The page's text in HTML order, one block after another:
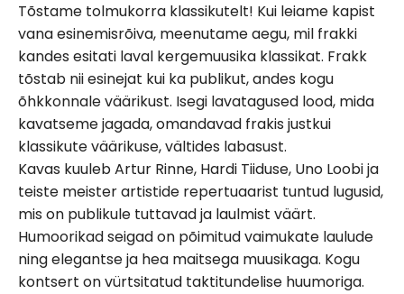
Tõstame tolmukorra klassikutelt! Kui leiame kapist
vana esinemisrõiva, meenutame aegu, mil frakki
kandes esitati laval kergemuusika klassikat. Frakk
tõstab nii esinejat kui ka publikut, andes kogu
õhkkonnale väärikust. Isegi lavatagused lood, mida
kavatseme jagada, omandavad frakis justkui
klassikute väärikuse, vältides labasust.
Kavas kuuleb Artur Rinne, Hardi Tiiduse, Uno Loobi ja
teiste meister artistide repertuaarist tuntud lugusid,
mis on publikule tuttavad ja laulmist väärt.
Humoorikad seigad on põimitud vaimukate laulude
ning elegantse ja hea maitsega muusikaga. Kogu
kontsert on vürtsitatud taktitundelise huumoriga.